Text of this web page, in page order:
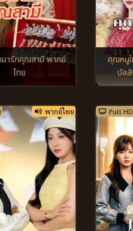
มารักคุณสามี พากย์
ไทย
คุณหนู
บัล
พากย์ไทย Full HD